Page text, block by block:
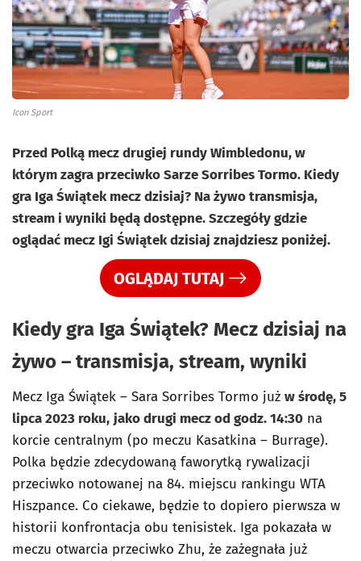
Icon Sport
Przed Polką mecz drugiej rundy Wimbledonu, w
którym zagra przeciwko Sarze Sorribes Tormo. Kiedy
gra Iga Świątek mecz dzisiaj? Na żywo transmisja,
stream i wyniki będą dostępne. Szczegóły gdzie
oglądać mecz Igi Świątek dzisiaj znajdziesz poniżej.
OGLĄDAJ TUTAJ
Kiedy gra Iga Świątek? Mecz dzisiaj na
żywo – transmisja, stream, wyniki
Mecz Iga Świątek – Sara Sorribes Tormo już w środę, 5
lipca 2023 roku, jako drugi mecz od godz. 14:30 na
korcie centralnym (po meczu Kasatkina – Burrage).
Polka będzie zdecydowaną faworytką rywalizacji
przeciwko notowanej na 84. miejscu rankingu WTA
Hiszpance. Co ciekawe, będzie to dopiero pierwsza w
historii konfrontacja obu tenisistek. Iga pokazała w
meczu otwarcia przeciwko Zhu, że zażegnała już